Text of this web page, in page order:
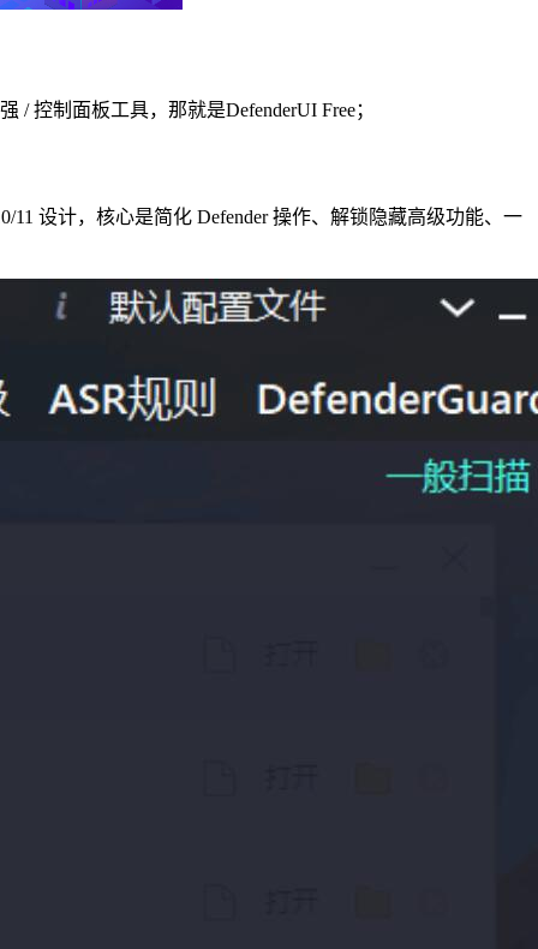
/ 控制面板工具，那就是DefenderUI Free；
11 设计，核心是简化 Defender 操作、解锁隐藏高级功能、一